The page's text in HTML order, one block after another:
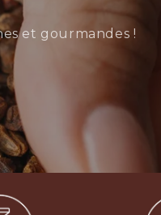
et gourmandes !